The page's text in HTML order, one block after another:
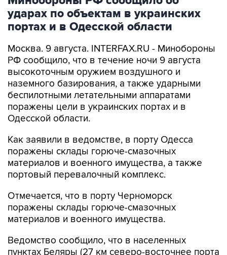
ударах по объектам в украинских
портах и в Одесской области
Москва. 9 августа. INTERFAX.RU - Минобороны
РФ сообщило, что в течение ночи 9 августа
высокоточным оружием воздушного и
наземного базирования, а также ударными
беспилотными летательными аппаратами
поражены цели в украинских портах и в
Одесской области.
Как заявили в ведомстве, в порту Одесса
поражены склады горюче-смазочных
материалов и военного имущества, а также
портовый перевалочный комплекс.
Отмечается, что в порту Черноморск
поражены склады горюче-смазочных
материалов и военного имущества.
Ведомство сообщило, что в населенных
пунктах Беляры (27 км северо-восточнее порта